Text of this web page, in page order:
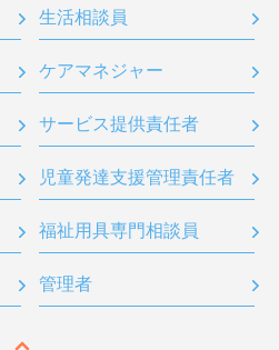
生活相談員
ケアマネジャー
サービス提供責任者
児童発達支援管理責任者
福祉用具専門相談員
管理者